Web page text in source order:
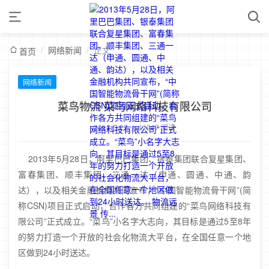
首页 / 网络新闻 / 正文
网络新闻
菜鸟物流 菜鸟网络科技有限公司
2013-5-27 / 11947 阅读
2013年5月28日，阿里巴巴集团、银泰集团联合复星集团、
富春集团、顺丰集团、三通一达（申通、圆通、中通、韵
达），以及相关金融机构共同宣布，“中国智能物流骨干网”(简
称CSN)项目正式启动，合作各方共同组建的“菜鸟网络科技有
限公司”正式成立。“菜鸟”小名字大志向，其目标是通过5至8年
的努力打造一个开放的社会化物流大平台，在全国任意一个地
区做到24小时送达。